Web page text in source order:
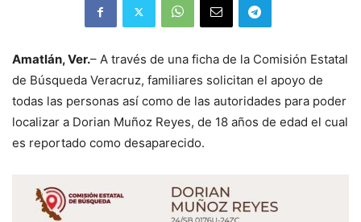
Amatlán, Ver.– A través de una ficha de la Comisión Estatal
de Búsqueda Veracruz, familiares solicitan el apoyo de
todas las personas así como de las autoridades para poder
localizar a Dorian Muñoz Reyes, de 18 años de edad el cual
es reportado como desaparecido.